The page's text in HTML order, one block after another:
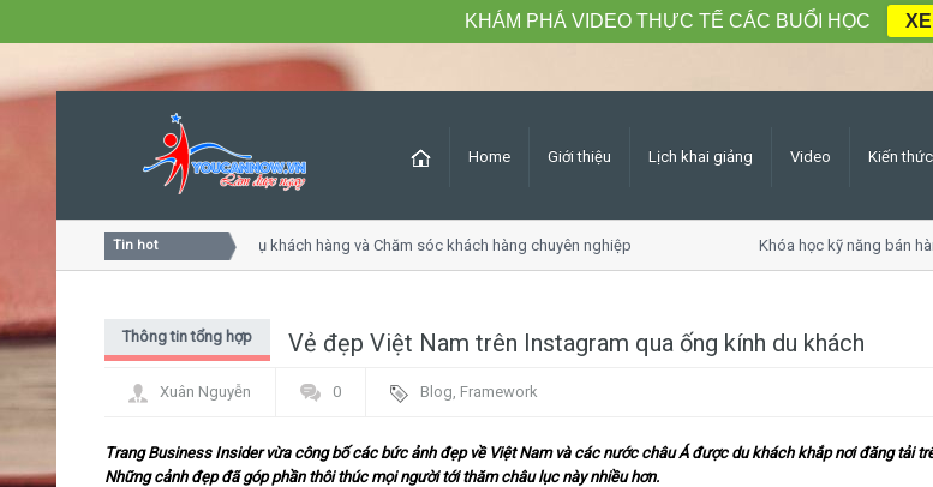
Home Giới thiệu Lịch khai giảng Video Kiến thức
Tin hot
Khóa học Tư duy dịch vụ khách hàng và Chăm sóc khách hàng chuyên nghiệp Khóa học kỹ năng bán
Vẻ đẹp Việt Nam trên Instagram qua ống kính du khách
Thông tin tổng hợp
Xuân Nguyễn 0 Blog, Framework
Trang Business Insider vừa công bố các bức ảnh đẹp về Việt Nam và các nước châu Á được du khách khắp nơi đăng tải
Những cảnh đẹp đã góp phần thôi thúc mọi người tới thăm châu lục này nhiều hơn.
KHÁM PHÁ VIDEO THỰC TẾ CÁC BUỔI HỌC